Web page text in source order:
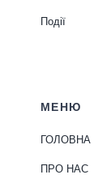
Події
МЕНЮ
ГОЛОВНА
ПРО НАС